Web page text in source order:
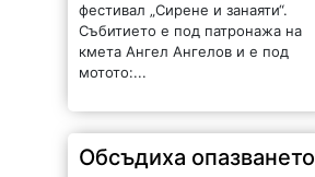
фестивал „Сирене и занаяти“.
Събитието е под патронажа на
кмета Ангел Ангелов и е под
мотото:...
Обсъдиха опазването